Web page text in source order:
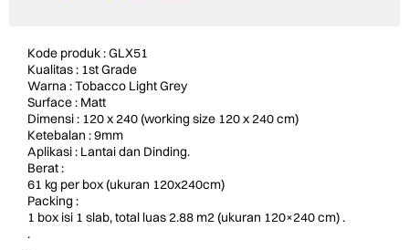
Kode produk : GLX51
Kualitas : 1st Grade
Warna : Tobacco Light Grey
Surface : Matt
Dimensi : 120 x 240 (working size 120 x 240 cm)
Ketebalan : 9mm
Aplikasi : Lantai dan Dinding.
Berat :
61 kg per box (ukuran 120x240cm)
Packing :
1 box isi 1 slab, total luas 2.88 m2 (ukuran 120×240 cm) .
.